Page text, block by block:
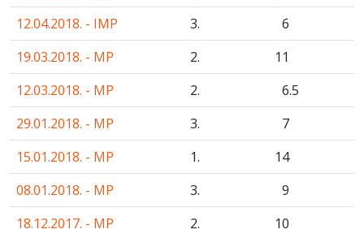
12.04.2018. - IMP
3.
6
19.03.2018. - MP
2.
11
12.03.2018. - MP
2. 6.5
29.01.2018. - MP
3.
7
15.01.2018. - MP
1.
14
08.01.2018. - MP
3.
9
18.12.2017. - MP
2.
10